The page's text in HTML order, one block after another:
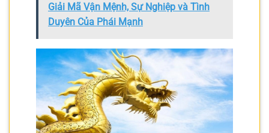
Giải Mã Vận Mệnh, Sự Nghiệp và Tình
Duyên Của Phái Mạnh